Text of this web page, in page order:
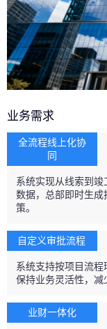
业务需求
全流程线上化协
同
系统实现从线索到
数据，总部即时生
策。
自定义审批流程
系统支持按项目流
保持业务灵活性，减
业财一体化